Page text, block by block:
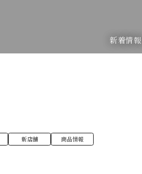
新着情報
新店舗 商品情報